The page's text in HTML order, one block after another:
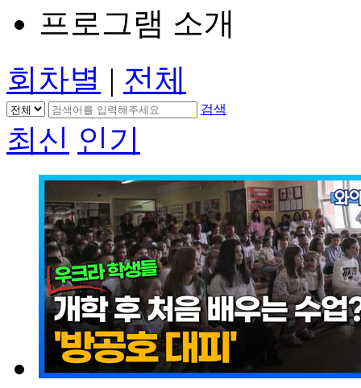
프로그램 소개
회차별 | 전체
검색
최신 인기